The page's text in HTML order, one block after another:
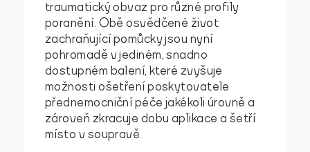
traumatický obvaz pro různé profily
poranění. Obě osvědčené život
zachraňující pomůcky jsou nyní
pohromadě v jediném, snadno
dostupném balení, které zvyšuje
možnosti ošetření poskytovatele
přednemocniční péče jakékoli úrovně a
zároveň zkracuje dobu aplikace a šetří
místo v soupravě.